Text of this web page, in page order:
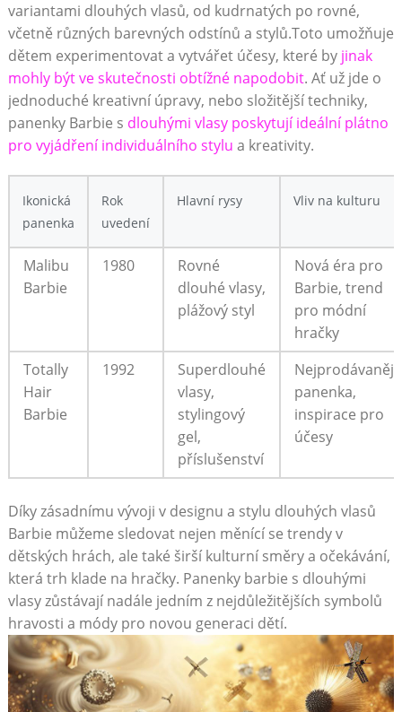
variantami dlouhých vlasů, od kudrnatých po rovné,
včetně různých barevných odstínů a stylů.Toto umožňuje
dětem experimentovat a vytvářet účesy, které by jinak
mohly být ve skutečnosti obtížné napodobit. Ať už jde o
jednoduché kreativní úpravy, nebo složitější techniky,
panenky Barbie s dlouhými vlasy poskytují ideální plátno
pro vyjádření individuálního stylu a kreativity.
Ikonická
panenka
Rok
uvedení
Hlavní rysy Vliv na kulturu
Malibu
Barbie
1980
Rovné
dlouhé vlasy,
plážový styl
Nová éra pro
Barbie, trend
pro módní
hračky
Totally
Hair
Barbie
1992
Superdlouhé
vlasy,
stylingový
gel,
příslušenství
panenka,
inspirace pro
účesy
Díky zásadnímu vývoji v designu a stylu dlouhých vlasů
Barbie můžeme sledovat nejen měnící se trendy v
dětských hrách, ale také širší kulturní směry a očekávání,
která trh klade na hračky. Panenky barbie s dlouhými
vlasy zůstávají nadále jedním z nejdůležitějších symbolů
hravosti a módy pro novou generaci dětí.